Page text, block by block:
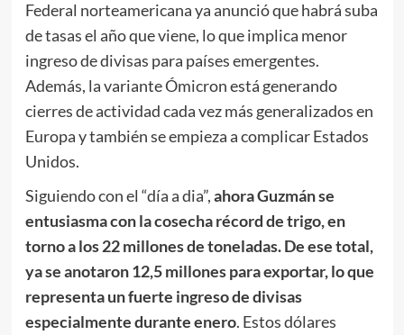
Federal norteamericana ya anunció que habrá suba
de tasas el año que viene, lo que implica menor
ingreso de divisas para países emergentes.
Además, la variante Ómicron está generando
cierres de actividad cada vez más generalizados en
Europa y también se empieza a complicar Estados
Unidos.
Siguiendo con el “día a dia”,ahora Guzmán se
entusiasma con la cosecha récord de trigo, en
torno a los 22 millones de toneladas. De ese total,
ya se anotaron 12,5 millones para exportar, lo que
representa un fuerte ingreso de divisas
especialmente durante enero. Estos dólares